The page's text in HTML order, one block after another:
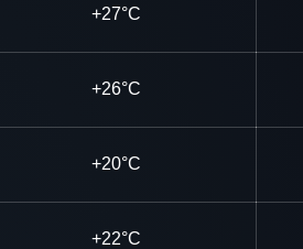
+27°C
+26°C
+20°C
+22°C